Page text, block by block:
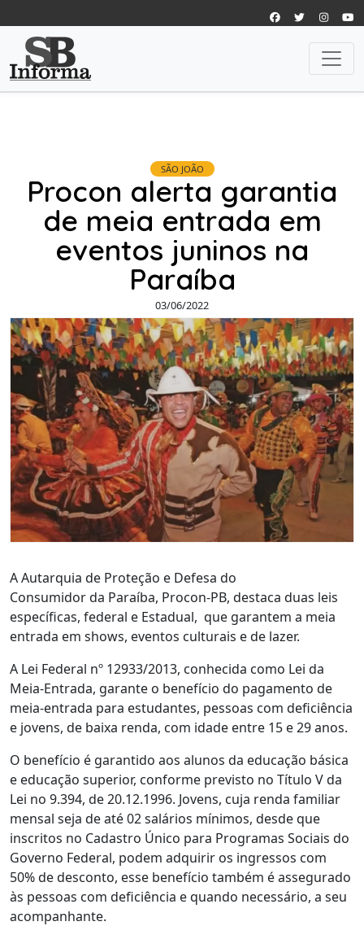
SÃO JOÃO
Procon alerta garantia
de meia entrada em
eventos juninos na
Paraíba
03/06/2022
A Autarquia de Proteção e Defesa do
Consumidor da Paraíba, Procon-PB, destaca duas leis
específicas, federal e Estadual, que garantem a meia
entrada em shows, eventos culturais e de lazer.
A Lei Federal nº 12933/2013, conhecida como Lei da
Meia-Entrada, garante o benefício do pagamento de
meia-entrada para estudantes, pessoas com deficiência
e jovens, de baixa renda, com idade entre 15 e 29 anos.
O benefício é garantido aos alunos da educação básica
e educação superior, conforme previsto no Título V da
Lei no 9.394, de 20.12.1996. Jovens, cuja renda familiar
mensal seja de até 02 salários mínimos, desde que
inscritos no Cadastro Único para Programas Sociais do
Governo Federal, podem adquirir os ingressos com
50% de desconto, esse benefício também é assegurado
às pessoas com deficiência e quando necessário, a seu
acompanhante.